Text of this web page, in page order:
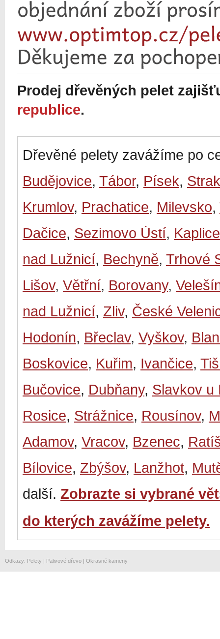
Prodej dřevěných pelet
republice.
Dřevěné pelety zavážíme po
Budějovice, Tábor, Písek,
Krumlov, Prachatice, Milevsko,
Dačice, Sezimovo Ústí, Kaplice
nad Lužnicí, Bechyně, Trhové
Lišov, Větřní, Borovany,
nad Lužnicí, Zliv, České
Hodonín, Břeclav, Vyškov,
Boskovice, Kuřim, Ivančice,
Bučovice, Dubňany, Slavkov u
Rosice, Strážnice, Rousínov,
Adamov, Vracov, Bzenec,
Bílovice, Zbýšov, Lanžhot,
další. Zobrazte si vybrané
do kterých zavážíme pelety.
Odkazy: Pelety | Palivové dřevo | Okrasné kameny